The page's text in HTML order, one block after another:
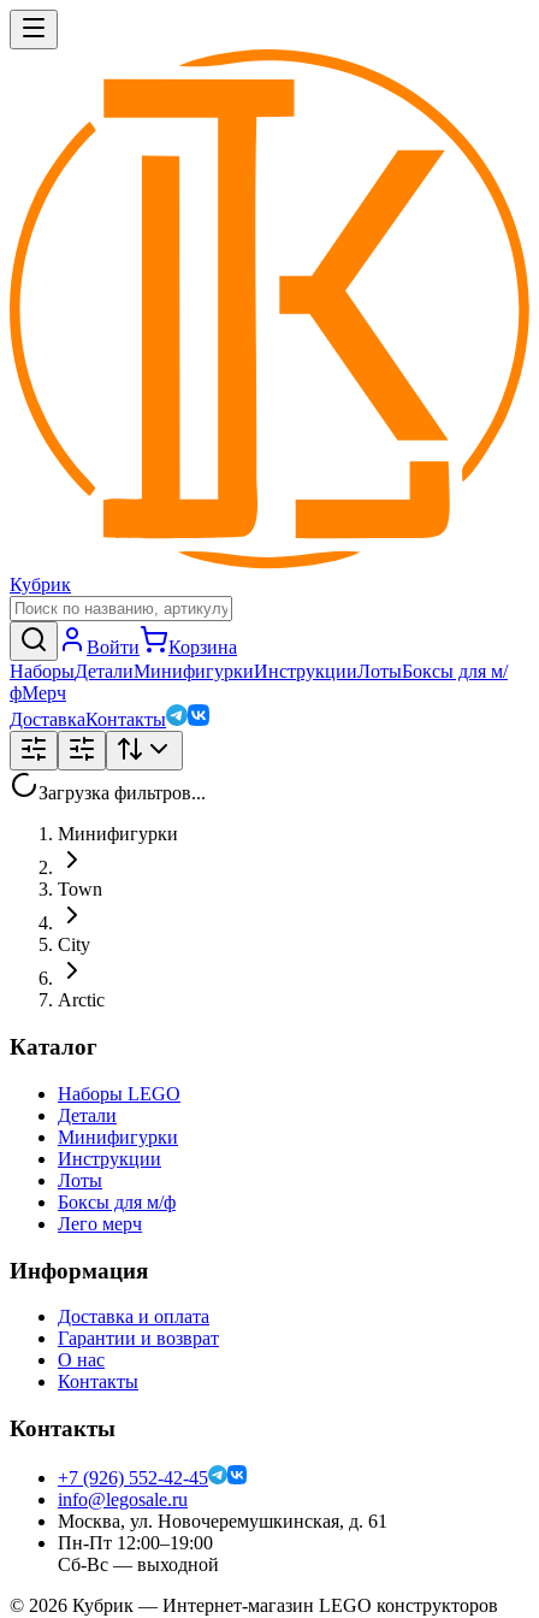
Кубрик
Войти
Корзина
НаборыДеталиМинифигуркиИнструкцииЛотыБоксы для м/
фМерч
ДоставкаКонтакты
Загрузка фильтров...
Минифигурки
Town
City
Arctic
Каталог
Наборы LEGO
Детали
Минифигурки
Инструкции
Лоты
Боксы для м/ф
Лего мерч
Информация
Доставка и оплата
Гарантии и возврат
О нас
Контакты
Контакты
+7 (926) 552-42-45
info@legosale.ru
Москва, ул. Новочеремушкинская, д. 61
Пн-Пт 12:00–19:00
Сб-Вс — выходной
© 2026 Кубрик — Интернет-магазин LEGO конструкторов